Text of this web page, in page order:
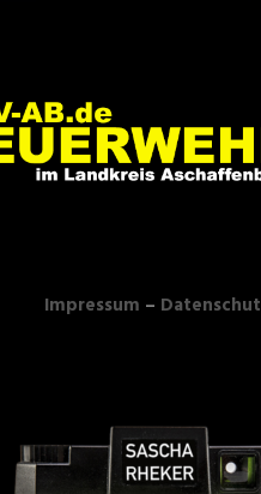
Impressum –